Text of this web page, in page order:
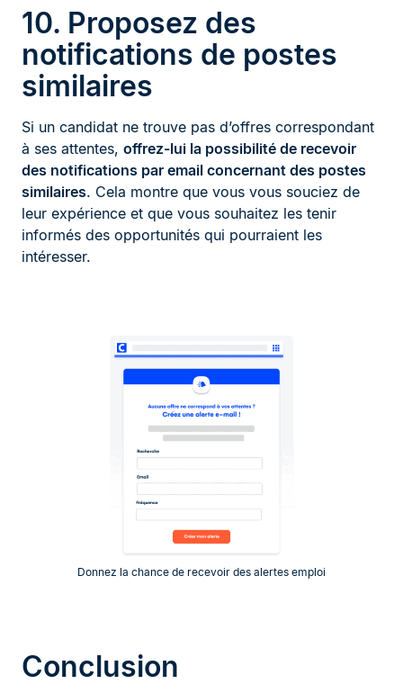
10. Proposez des
notifications de postes
similaires
Si un candidat ne trouve pas d’offres correspondant
à ses attentes, offrez-lui la possibilité de recevoir
des notifications par email concernant des postes
similaires. Cela montre que vous vous souciez de
leur expérience et que vous souhaitez les tenir
informés des opportunités qui pourraient les
intéresser.
Donnez la chance de recevoir des alertes emploi
Conclusion